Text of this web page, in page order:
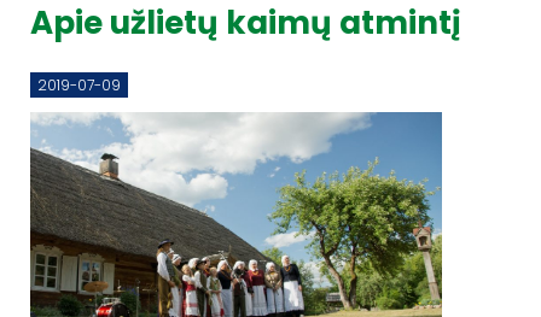
Apie užlietų kaimų atmintį
2019-07-09